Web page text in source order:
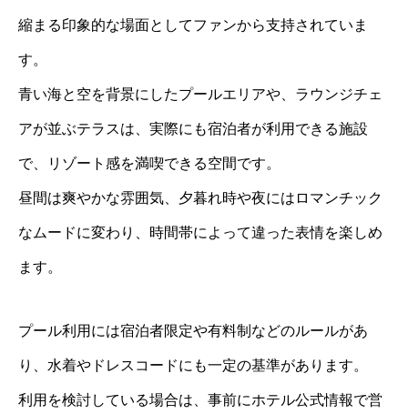
縮まる印象的な場面としてファンから支持されていま
す。
青い海と空を背景にしたプールエリアや、ラウンジチェ
アが並ぶテラスは、実際にも宿泊者が利用できる施設
で、リゾート感を満喫できる空間です。
昼間は爽やかな雰囲気、夕暮れ時や夜にはロマンチック
なムードに変わり、時間帯によって違った表情を楽しめ
ます。
プール利用には宿泊者限定や有料制などのルールがあ
り、水着やドレスコードにも一定の基準があります。
利用を検討している場合は、事前にホテル公式情報で営